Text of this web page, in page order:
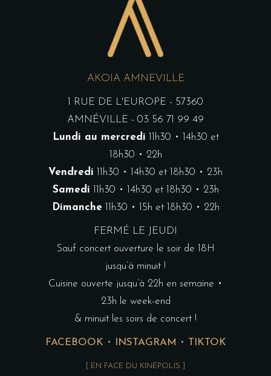
AKOIA AMNEVILLE
1 RUE DE L'EUROPE - 57360
AMNÉVILLE - 03 56 71 99 49
Lundi au mercredi 11h30 • 14h30 et
18h30 • 22h
Vendredi 11h30 • 14h30 et 18h30 • 23h
Samedi 11h30 • 14h30 et 18h30 • 23h
Dimanche11h30 • 15h et 18h30 • 22h
FERMÉ LE JEUDI
Sauf concert ouverture le soir de 18H
jusqu’à minuit !
Cuisine ouverte jusqu’à 22h en semaine •
23h le week-end
& minuit les soirs de concert !
FACEBOOK • INSTAGRAM • TIKTOK
[ EN FACE DU KINÉPOLIS ]